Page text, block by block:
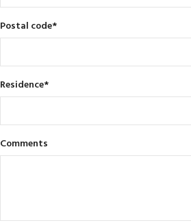
Postal code*
Residence*
Comments